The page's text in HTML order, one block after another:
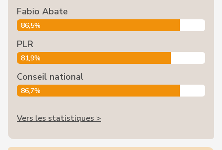
Fabio Abate
86,5%
PLR
81,9%
Conseil national
86,7%
Vers les statistiques >